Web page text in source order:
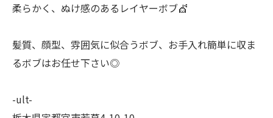
柔らかく、ぬけ感のあるレイヤーボブ💇
髪質、顔型、雰囲気に似合うボブ、お手入れ簡単に収ま
るボブはお任せ下さい◎
-ult-